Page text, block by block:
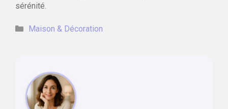
sérénité.
Catégories
Maison & Décoration